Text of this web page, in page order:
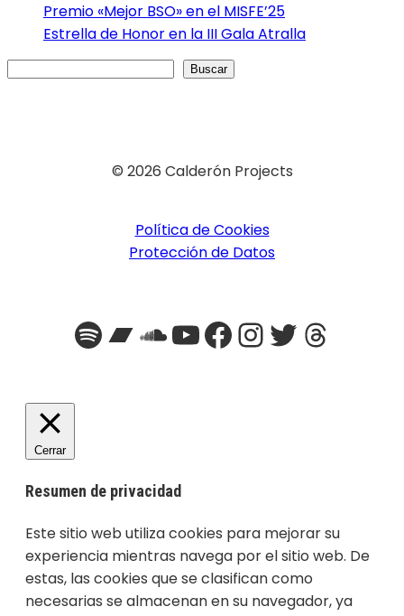
Premio «Mejor BSO» en el MISFE’25
Estrella de Honor en la III Gala Atralla
Buscar
© 2026 Calderón Projects
Política de Cookies
Protección de Datos
Spotify
Bandcamp
SoundCloud
YouTube
Facebook
Instagram
Twitter
Cerrar
Resumen de privacidad
Este sitio web utiliza cookies para mejorar su
experiencia mientras navega por el sitio web. De
estas, las cookies que se clasifican como
necesarias se almacenan en su navegador, ya